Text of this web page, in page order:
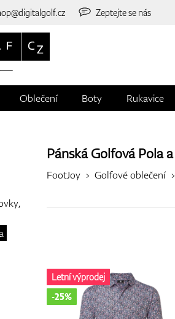
Zeptejte se nás
Oblečení Boty Rukavice
Pánská Golfová Pola
FootJoy Golfové oblečení
Letní výprodej
-25%